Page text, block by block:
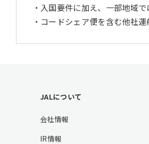
入国要件に加え、一部地域
コードシェア便を含む他社
F
o
e
JALについて
会社情報
IR情報